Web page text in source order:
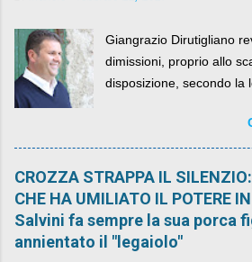
Giangrazio Dirutigliano
dimissioni, proprio allo
disposizione, secondo la
quelli che si
CROZZA STRAPPA IL
CHE HA UMILIATO IL POTERE
Salvini fa sempre la sua porca
annientato il "legaiolo"